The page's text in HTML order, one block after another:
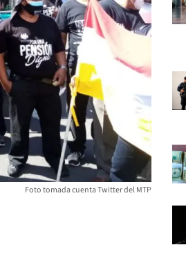
Foto tomada cuenta Twitter del MTP